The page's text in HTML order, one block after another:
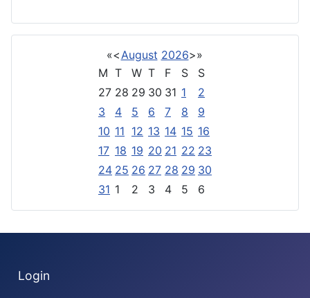
«< August 2026>»
M T W T F S
S
27 28 29 30 31 1
2
3
4 5 6 7 8
9
10 11 12 13 14 15 16
17 18 19 20 21 22 23
24 25 26 27 28 29 30
31 1 2 3 4 5 6
Login